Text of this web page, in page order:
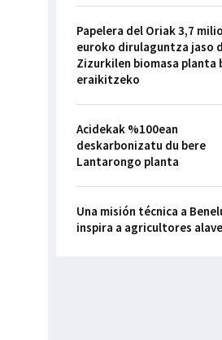
Papelera del Oriak 3,7
euroko dirulaguntza jaso
Zizurkilen biomasa planta
eraikitzeko
Acidekak %100ean
deskarbonizatu du bere
Lantarongo planta
Una misión técnica a
inspira a agricultores